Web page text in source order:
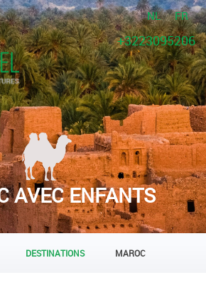
NL FR
+3223095206
AVEC ENFANTS
DESTINATIONS MAROC